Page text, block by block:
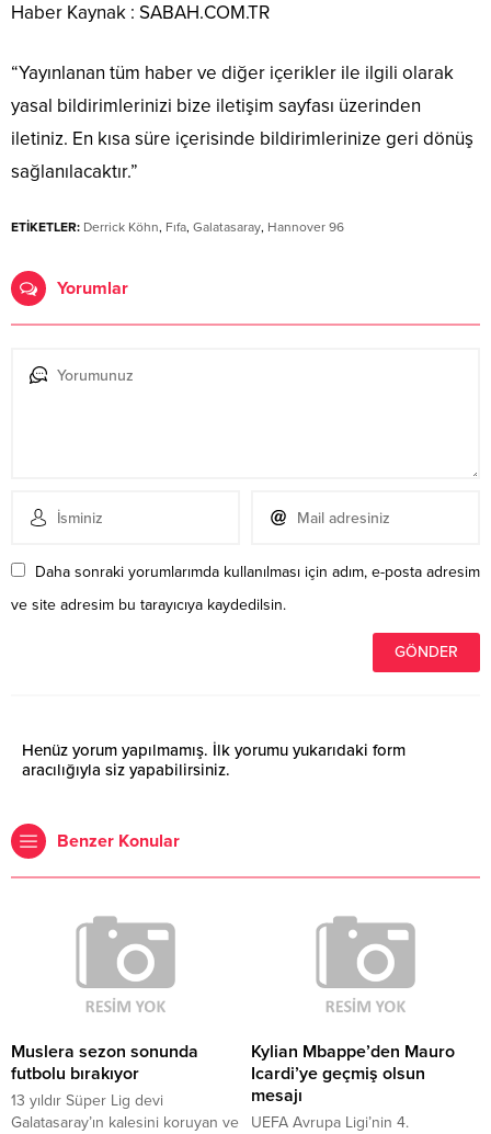
Haber Kaynak : SABAH.COM.TR
“Yayınlanan tüm haber ve diğer içerikler ile ilgili olarak
yasal bildirimlerinizi bize iletişim sayfası üzerinden
iletiniz. En kısa süre içerisinde bildirimlerinize geri dönüş
sağlanılacaktır.”
ETİKETLER: Derrick Köhn, Fıfa, Galatasaray, Hannover 96
Yorumlar
Daha sonraki yorumlarımda kullanılması için adım, e-posta adresim
ve site adresim bu tarayıcıya kaydedilsin.
Henüz yorum yapılmamış. İlk yorumu yukarıdaki form
aracılığıyla siz yapabilirsiniz.
Benzer Konular
Muslera sezon sonunda
futbolu bırakıyor
13 yıldır Süper Lig devi
Galatasaray’ın kalesini koruyan ve
Kylian Mbappe’den Mauro
Icardi’ye geçmiş olsun
mesajı
UEFA Avrupa Ligi’nin 4.